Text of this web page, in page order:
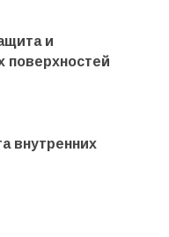
и
поверхностей
внутренних